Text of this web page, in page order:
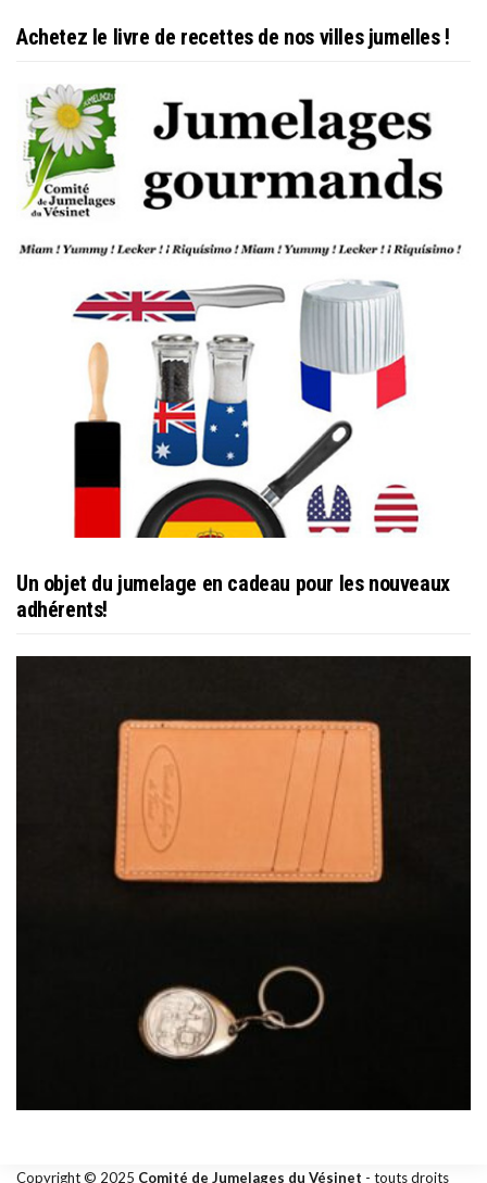
Achetez le livre de recettes de nos villes jumelles !
Un objet du jumelage en cadeau pour les nouveaux
adhérents!
Copyright © 2025 Comité de Jumelages du Vésinet - touts droits